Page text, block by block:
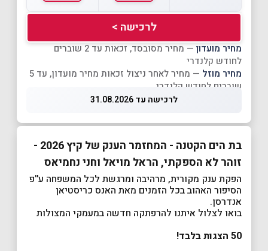
לרכישה >
מחיר מועדון
— מחיר מסובסד, זכאות עד 2 שוברים
לחודש קלנדרי
מחיר מוזל
— מחיר לאחר ניצול זכאות מחיר מועדון, עד 5
שוברים לחודש קלנדרי
לרכישה עד 31.08.2026
בת הים הקטנה - המחזמר הענק של קיץ 2026 -
זוהר לא הספקתי, הראל מויאל וחני נחמיאס
הפקת ענק מקורית, מרהיבה ומרגשת לכל המשפחה ע''פ
הסיפור האהוב בכל הזמנים מאת האנס כריסטיאן
אנדרסן.
בואו לצלול איתנו להרפתקה חדשה במעמקי המצולות
50 הצגות בלבד!